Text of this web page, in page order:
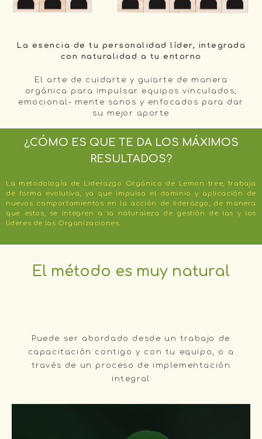
La esencia de tu personalidad líder, integrada
con naturalidad a tu entorno
El arte de cuidarte y guiarte de manera
orgánica para impulsar equipos vinculados,
emocional‐ mente sanos y enfocados para dar
su mejor aporte
¿CÓMO ES QUE TE DA LOS MÁXIMOS
RESULTADOS?
La metodología de Liderazgo Orgánico de Lemon tree, trabaja
de forma evolutiva, ya que impulsa el dominio y aplicación de
nuevos comportamientos en la acción de liderazgo, de manera
que estos, se integren a la naturaleza de gestión de las y los
líderes de las Organizaciones.
El método es muy natural
Puede ser abordado desde un trabajo de
capacitación contigo y con tu equipo, o a
través de un proceso de implementación
integral